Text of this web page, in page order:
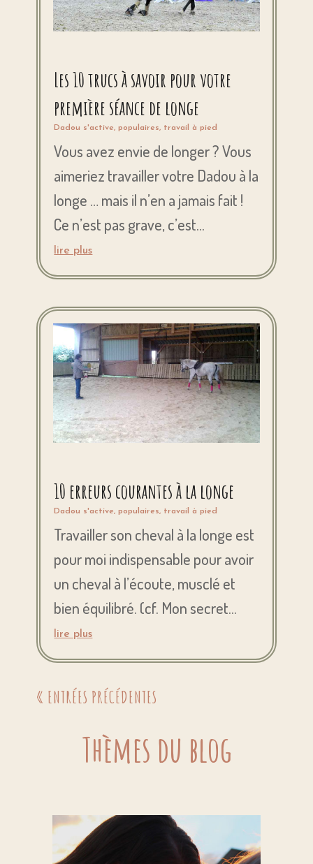
Les 10 trucs à savoir pour votre
première séance de longe
Dadou s'active,populaires, travail à pied
Vous avez envie de longer ? Vous
aimeriez travailler votre Dadou à la
longe … mais il n’en a jamais fait !
Ce n’est pas grave, c’est...
lire plus
10 erreurs courantes à la longe
Dadou s'active,populaires, travail à pied
Travailler son cheval à la longe est
pour moi indispensable pour avoir
un cheval à l’écoute, musclé et
bien équilibré. (cf. Mon secret...
lire plus
« ENTRÉES PRÉCÉDENTES
Thèmes du blog